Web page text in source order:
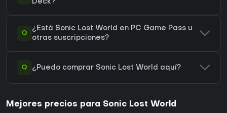
Deck?
Q
¿Está Sonic Lost World en PC Game Pass u
otras suscripciones?
Q ¿Puedo comprar Sonic Lost World aquí?
Mejores precios para Sonic Lost World